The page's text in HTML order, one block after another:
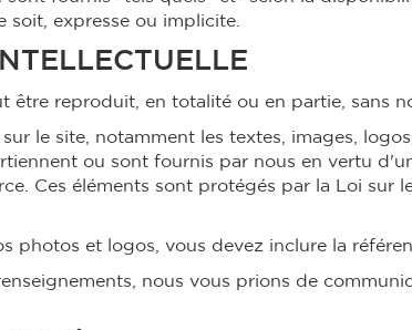
soit, expresse ou implicite.
être reproduit, en totalité ou en partie, sans
sur le site, notamment les textes, images,
ou sont fournis par nous en vertu
Ces éléments sont protégés par la Loi sur
photos et logos, vous devez inclure la
nous vous prions de